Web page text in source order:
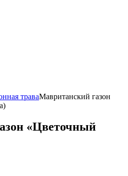
траваМавританский газон
«Цветочный